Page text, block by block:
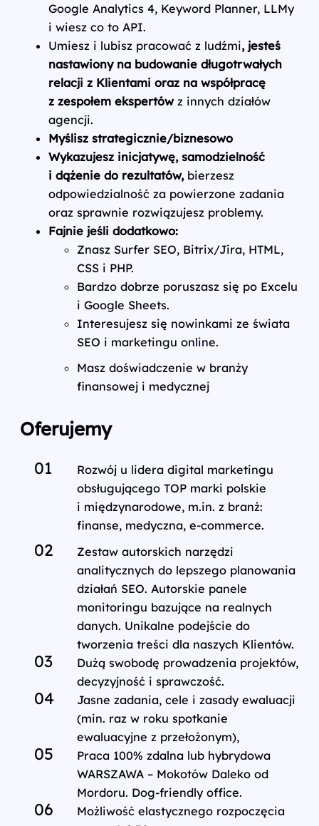
Google Analytics 4, Keyword Planner, LLMy
i wiesz co to API.
Umiesz i lubisz pracować z ludźmi, jesteś
nastawiony na budowanie długotrwałych
relacji z Klientami oraz na współpracę
z zespołem ekspertówz innych działów
agencji.
Myślisz strategicznie/biznesowo
Wykazujesz inicjatywę, samodzielność
i dążenie do rezultatów, bierzesz
odpowiedzialność za powierzone zadania
oraz sprawnie rozwiązujesz problemy.
Fajnie jeśli dodatkowo:
Znasz Surfer SEO, Bitrix/Jira, HTML,
CSS i PHP.
Bardzo dobrze poruszasz się po Excelu
i Google Sheets.
Interesujesz się nowinkami ze świata
SEO i marketingu online.
Masz doświadczenie w branży
finansowej i medycznej
Oferujemy
Rozwój u lidera digital marketingu
obsługującego TOP marki polskie
i międzynarodowe, m.in. z branż:
finanse, medyczna, e‑commerce.
Zestaw autorskich narzędzi
analitycznych do lepszego planowania
działań SEO. Autorskie panele
monitoringu bazujące na realnych
danych. Unikalne podejście do
tworzenia treści dla naszych Klientów.
Dużą swobodę prowadzenia projektów,
decyzyjność i sprawczość.
Jasne zadania, cele i zasady ewaluacji
(min. raz w roku spotkanie
ewaluacyjne z przełożonym),
Praca 100% zdalna lub hybrydowa
WARSZAWA – Mokotów Daleko od
Mordoru. Dog-friendly office.
Możliwość elastycznego rozpoczęcia